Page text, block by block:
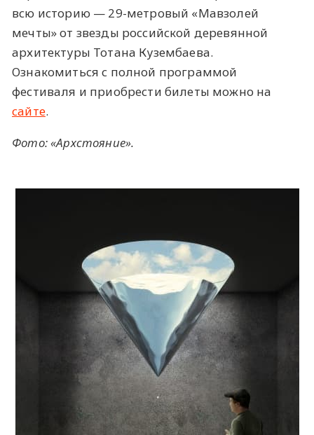
всю историю — 29-метровый «Мавзолей
мечты» от звезды российской деревянной
архитектуры Тотана Кузембаева.
Ознакомиться с полной программой
фестиваля и приобрести билеты можно на
сайте.
Фото: «Архстояние».